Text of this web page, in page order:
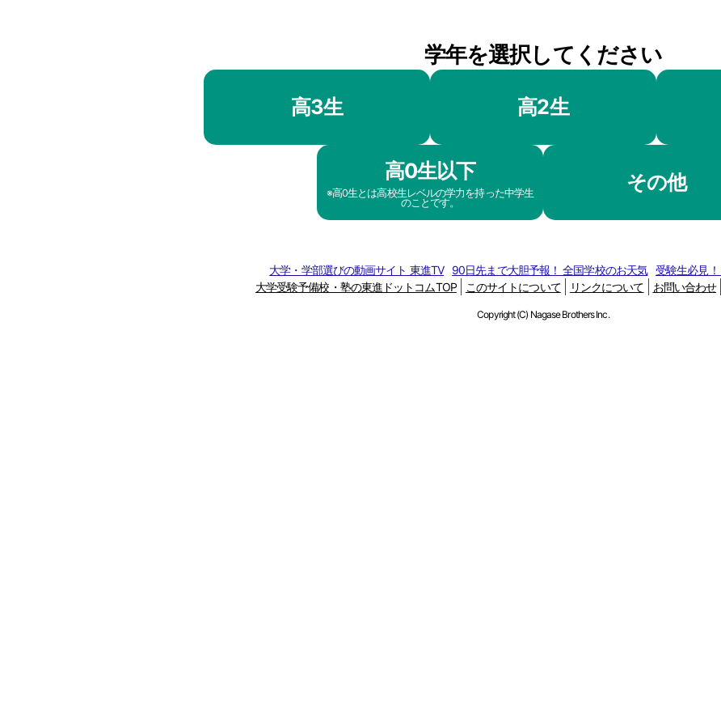
学年を選択してください
高3生 高2生
高0生以下
※高0生とは高校生レベルの学力を持った中学生
のことです。
その他
大学・学部選びの動画サイト 東進TV 90日先まで大胆予報！ 全国学校のお天気 受験生必見
大学受験予備校・塾の東進ドットコムTOP
このサイトについて リンクについて お問い合わせ
Copyright (C) Nagase Brothers Inc.